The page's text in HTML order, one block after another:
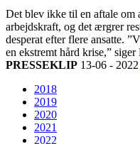
Det blev ikke til en aftale om
arbejdskraft, og det ærgrer
desperat efter flere ansatte.
en ekstremt hård krise,”
PRESSEKLIP 13-06 - 2022
2018
2019
2020
2021
2022